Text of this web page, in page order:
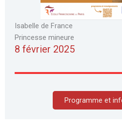
Isabelle de France
Princesse mineure
8 février 2025
Programme et